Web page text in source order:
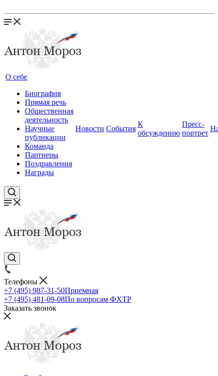
О себе
Биография
Прямая речь
Общественная
деятельность
Научные
публикации
Команда
Партнеры
Поздравления
Награды
Новости События
К
обсуждению
Пресс-
портрет
Телефоны
+7 (495) 987-31-50Приемная
+7 (495) 481-09-08По вопросам ФХТР
Заказать звонок